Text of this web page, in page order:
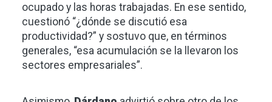
ocupado y las horas trabajadas. En ese sentido,
cuestionó “¿dónde se discutió esa
productividad?” y sostuvo que, en términos
generales, “esa acumulación se la llevaron los
sectores empresariales”.